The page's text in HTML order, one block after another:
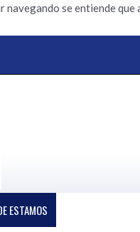
se entiende
ESTAMOS